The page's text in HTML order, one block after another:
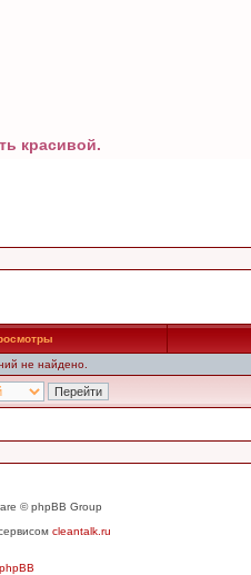
красивой.
не найдено.
© phpBB Group
cleantalk.ru